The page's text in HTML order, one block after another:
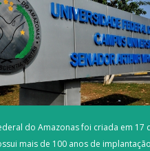
do Amazonas foi criada em 17
mais de 100 anos de